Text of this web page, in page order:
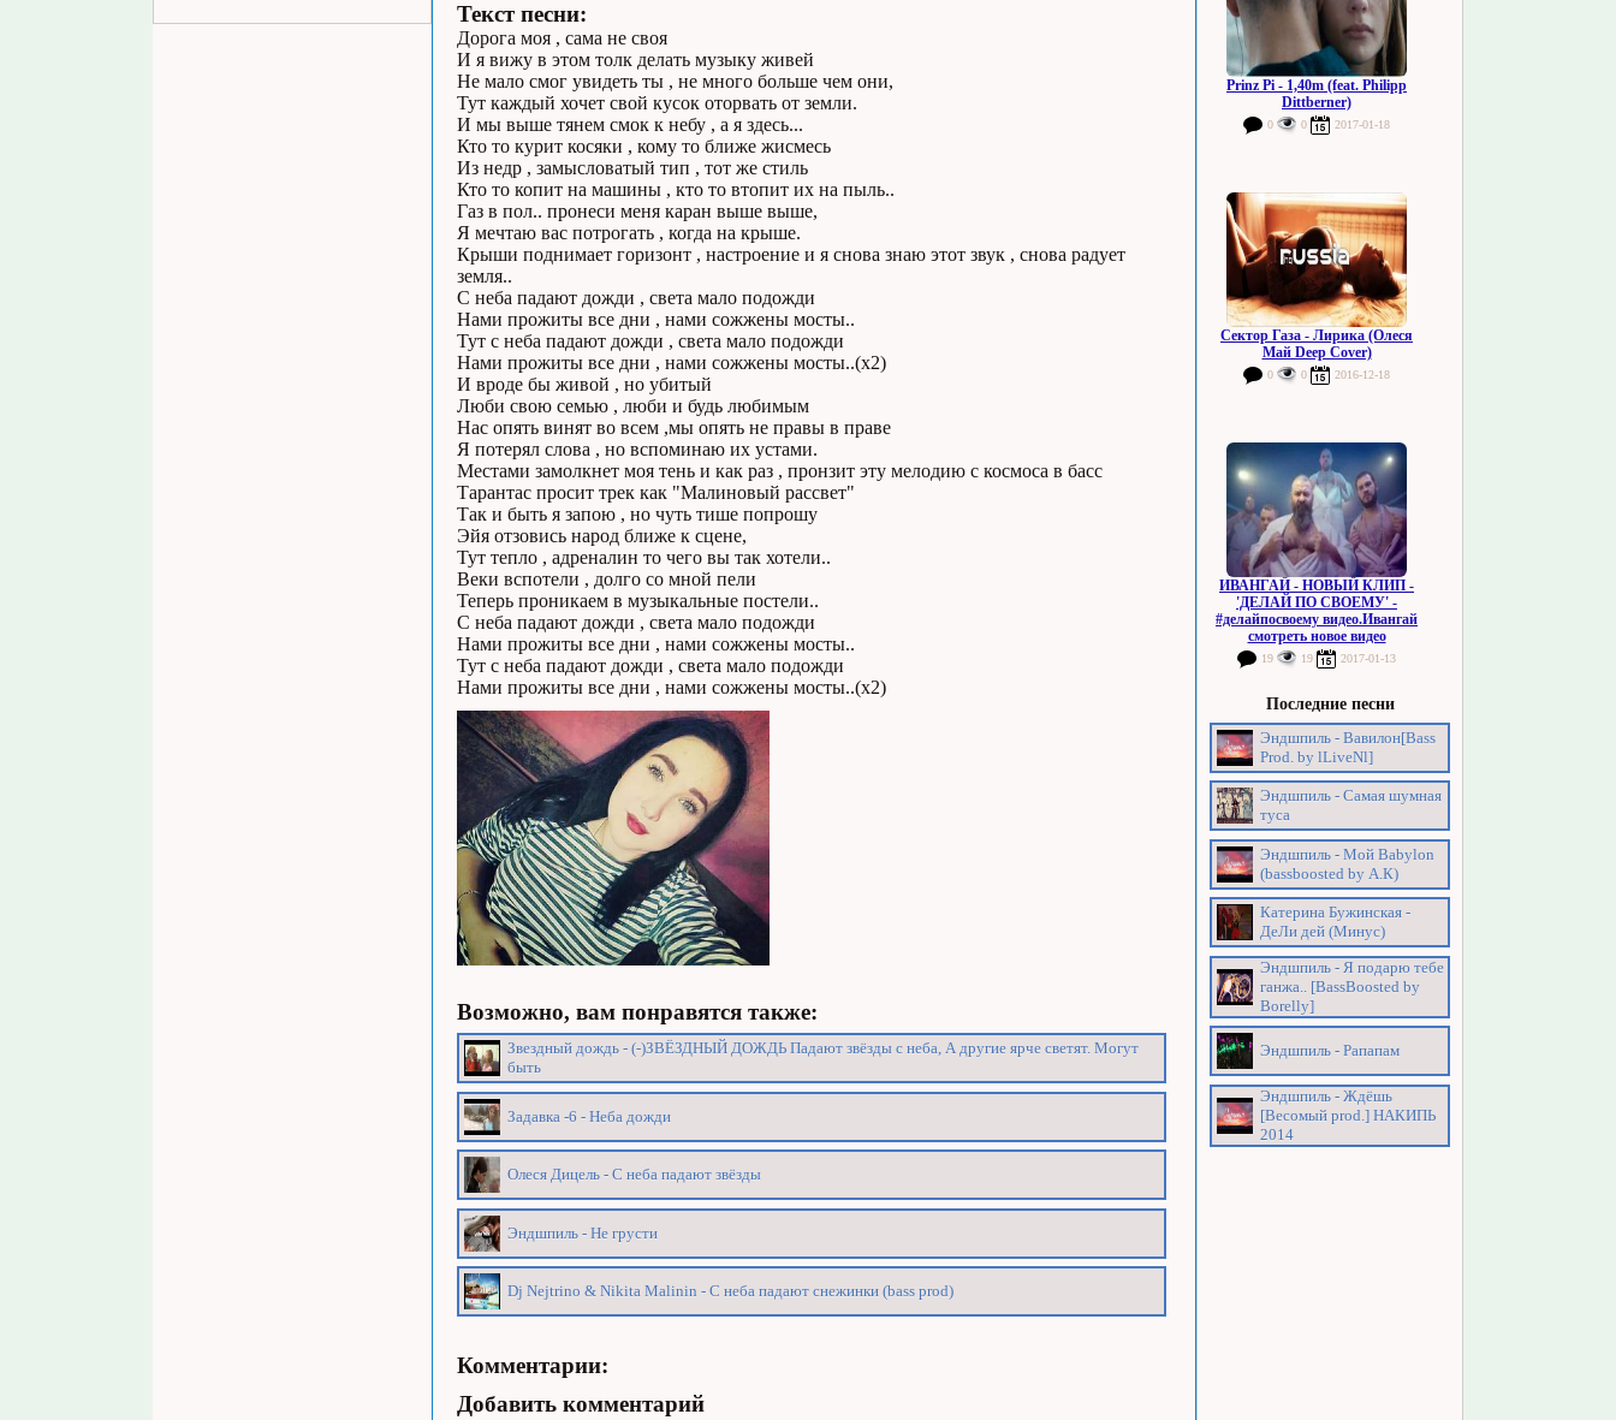
Текст песни:
Дорога моя , сама не своя
И я вижу в этом толк делать музыку живей
Не мало смог увидеть ты , не много больше чем они,
Тут каждый хочет свой кусок оторвать от земли.
И мы выше тянем смок к небу , а я здесь...
Кто то курит косяки , кому то ближе жисмесь
Из недр , замысловатый тип , тот же стиль
Кто то копит на машины , кто то втопит их на пыль..
Газ в пол.. пронеси меня каран выше выше,
Я мечтаю вас потрогать , когда на крыше.
Крыши поднимает горизонт , настроение и я снова знаю этот звук , снова радует
земля..
С неба падают дожди , света мало подожди
Нами прожиты все дни , нами сожжены мосты..
Тут с неба падают дожди , света мало подожди
Нами прожиты все дни , нами сожжены мосты..(х2)
И вроде бы живой , но убитый
Люби свою семью , люби и будь любимым
Нас опять винят во всем ,мы опять не правы в праве
Я потерял слова , но вспоминаю их устами.
Местами замолкнет моя тень и как раз , пронзит эту мелодию с космоса в басс
Тарантас просит трек как "Малиновый рассвет"
Так и быть я запою , но чуть тише попрошу
Эйя отзовись народ ближе к сцене,
Тут тепло , адреналин то чего вы так хотели..
Веки вспотели , долго со мной пели
Теперь проникаем в музыкальные постели..
С неба падают дожди , света мало подожди
Нами прожиты все дни , нами сожжены мосты..
Тут с неба падают дожди , света мало подожди
Нами прожиты все дни , нами сожжены мосты..(х2)
Возможно, вам понравятся также:
Звездный дождь - (-)ЗВЁЗДНЫЙ ДОЖДЬ Падают звёзды с неба, А другие ярче светят. Могут
быть
Задавка -6 - Неба дожди
Олеся Дицель - С неба падают звёзды
Эндшпиль - Не грусти
Dj Nejtrino & Nikita Malinin - С неба падают снежинки (bass prod)
Комментарии:
Добавить комментарий
Prinz Pi - 1,40m (feat. Philipp
Dittberner)
0 0 2017-01-18
Сектор Газа - Лирика (Олеся
Май Deep Cover)
0 0 2016-12-18
ИВАНГАЙ - НОВЫЙ КЛИП -
'ДЕЛАЙ ПО СВОЕМУ' -
#делайпосвоему видео.Ивангай
смотреть новое видео
19 19 2017-01-13
Последние песни
Эндшпиль - Вавилон[Bass
Prod. by lLiveNl]
Эндшпиль - Самая шумная
туса
Эндшпиль - Мой Babylon
(bassboosted by А.К)
Катерина Бужинская -
ДеЛи дей (Минус)
Эндшпиль - Я подарю тебе
ганжа.. [BassBoosted by
Borelly]
Эндшпиль - Рапапам
Эндшпиль - Ждёшь
[Весомый prod.] НАКИПЬ
2014